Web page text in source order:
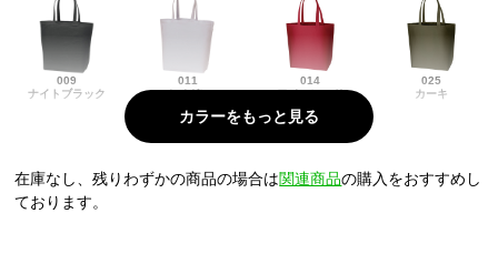
009
ナイトブラック
011
スカイグレー
014
ワインレッド
025
カーキ
028
サンドベージュ
在庫なし、残りわずかの商品の場合は関連商品の購入をおすすめし
ております。